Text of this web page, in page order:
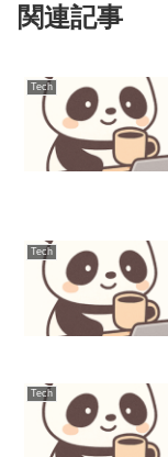
関連記事
Tech
Tech
Tech